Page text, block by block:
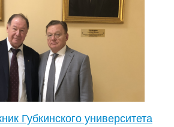
Губкинского университета